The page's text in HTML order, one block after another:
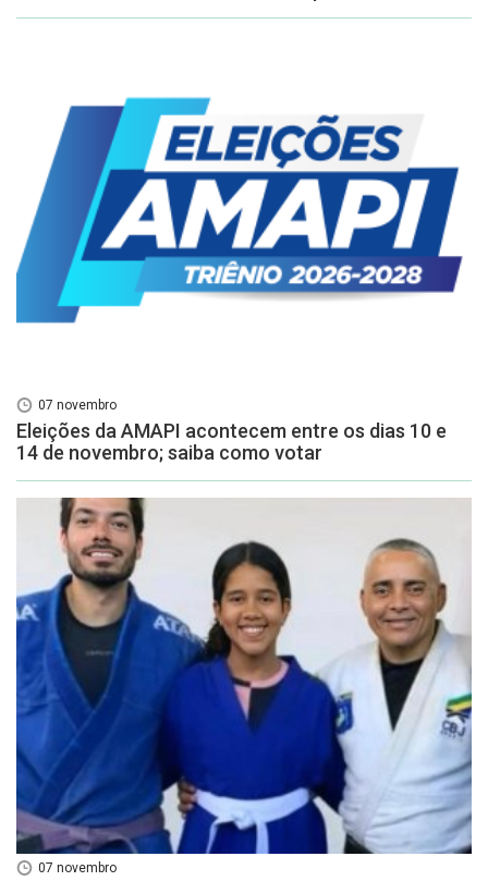
07 novembro
Eleições da AMAPI acontecem entre os dias 10 e
14 de novembro; saiba como votar
07 novembro